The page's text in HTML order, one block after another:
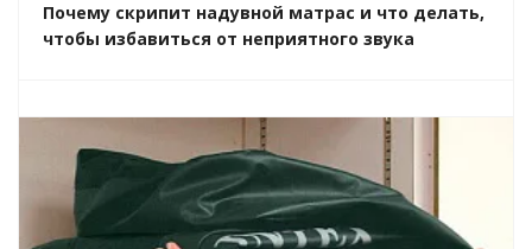
Почему скрипит надувной матрас и что делать,
чтобы избавиться от неприятного звука